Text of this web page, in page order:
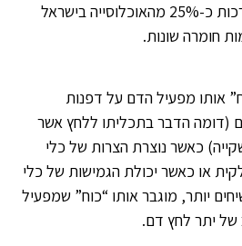
לבעיה של ממש. ע”פ הערכות כ-25% מהאוכלוסייה בישראל
חומרה שונות.
אותו מפעיל הדם על דפנות
(דומה הדבר בתכליתו ללחץ אשר
כאשר נוצרת הצרות של כלי
או כאשר יכולת הגמישות של כלי
יותר, מוגבר אותו “כוח” שמפעיל
של יתר לחץ דם.